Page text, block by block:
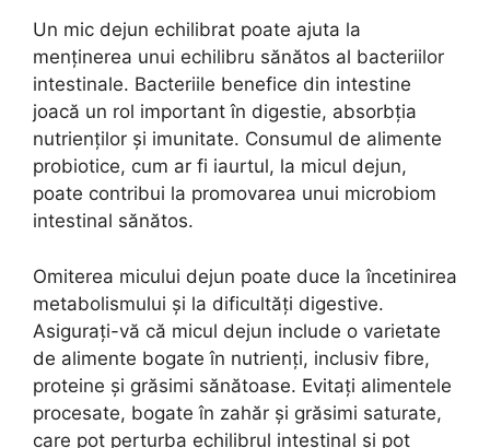
Un mic dejun echilibrat poate ajuta la
menținerea unui echilibru sănătos al bacteriilor
intestinale. Bacteriile benefice din intestine
joacă un rol important în digestie, absorbția
nutrienților și imunitate. Consumul de alimente
probiotice, cum ar fi iaurtul, la micul dejun,
poate contribui la promovarea unui microbiom
intestinal sănătos.
Omiterea micului dejun poate duce la încetinirea
metabolismului și la dificultăți digestive.
Asigurați-vă că micul dejun include o varietate
de alimente bogate în nutrienți, inclusiv fibre,
proteine și grăsimi sănătoase. Evitați alimentele
procesate, bogate în zahăr și grăsimi saturate,
care pot perturba echilibrul intestinal și pot